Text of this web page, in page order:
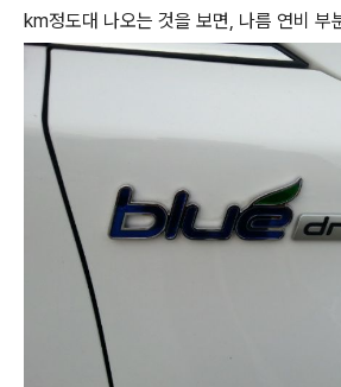
km정도대 나오는 것을 보면, 나름 연비 부